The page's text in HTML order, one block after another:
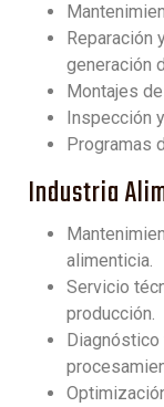
Reparación
generación
Montajes
Inspección
Programas
Industria
alimenticia.
Servicio
producción.
Diagnóstico